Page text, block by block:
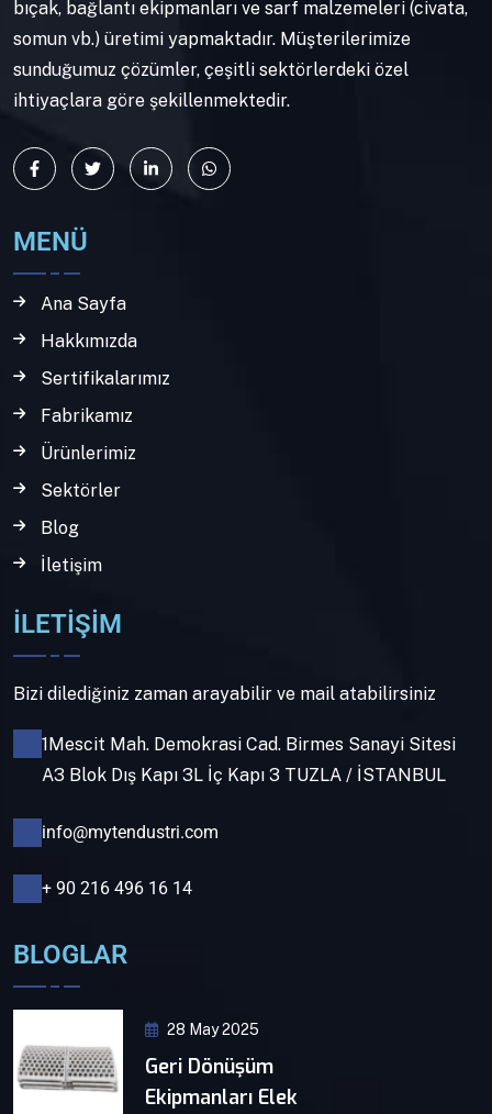
bıçak, bağlantı ekipmanları ve sarf malzemeleri (civata,
somun vb.) üretimi yapmaktadır. Müşterilerimize
sunduğumuz çözümler, çeşitli sektörlerdeki özel
ihtiyaçlara göre şekillenmektedir.
MENÜ
Ana Sayfa
Hakkımızda
Sertifikalarımız
Fabrikamız
Ürünlerimiz
Sektörler
Blog
İletişim
İLETİŞİM
Bizi dilediğiniz zaman arayabilir ve mail atabilirsiniz
1Mescit Mah. Demokrasi Cad. Birmes Sanayi Sitesi
A3 Blok Dış Kapı 3L İç Kapı 3 TUZLA / İSTANBUL
info@mytendustri.com
+ 90 216 496 16 14
BLOGLAR
28 May 2025
Geri Dönüşüm
Ekipmanları Elek